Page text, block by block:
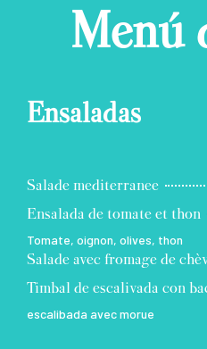
Menú
Ensaladas
Salade mediterranee
Ensalada de tomate et thon
Tomate, oignon, olives, thon
Salade avec fromage de
Timbal de escalivada con
escalibada avec morue